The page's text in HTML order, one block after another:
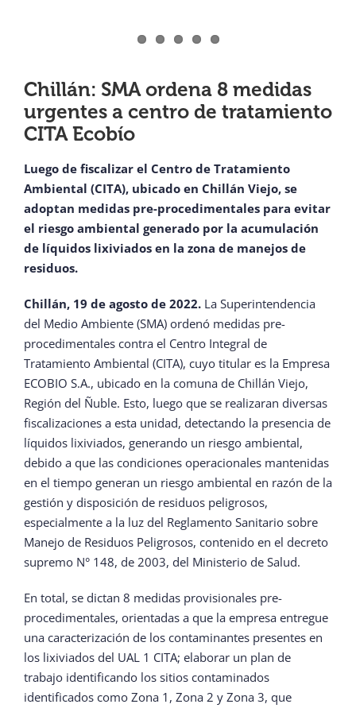
Chillán: SMA ordena 8 medidas
urgentes a centro de tratamiento
CITA Ecobío
Luego de fiscalizar el Centro de Tratamiento
Ambiental (CITA), ubicado en Chillán Viejo, se
adoptan medidas pre-procedimentales para evitar
el riesgo ambiental generado por la acumulación
de líquidos lixiviados en la zona de manejos de
residuos.
Chillán, 19 de agosto de 2022. La Superintendencia
del Medio Ambiente (SMA) ordenó medidas pre-
procedimentales contra el Centro Integral de
Tratamiento Ambiental (CITA), cuyo titular es la Empresa
ECOBIO S.A., ubicado en la comuna de Chillán Viejo,
Región del Ñuble. Esto, luego que se realizaran diversas
fiscalizaciones a esta unidad, detectando la presencia de
líquidos lixiviados, generando un riesgo ambiental,
debido a que las condiciones operacionales mantenidas
en el tiempo generan un riesgo ambiental en razón de la
gestión y disposición de residuos peligrosos,
especialmente a la luz del Reglamento Sanitario sobre
Manejo de Residuos Peligrosos, contenido en el decreto
supremo N° 148, de 2003, del Ministerio de Salud.
En total, se dictan 8 medidas provisionales pre-
procedimentales, orientadas a que la empresa entregue
una caracterización de los contaminantes presentes en
los lixiviados del UAL 1 CITA; elaborar un plan de
trabajo identificando los sitios contaminados
identificados como Zona 1, Zona 2 y Zona 3, que